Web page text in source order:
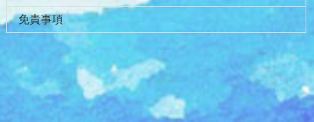
免責事項